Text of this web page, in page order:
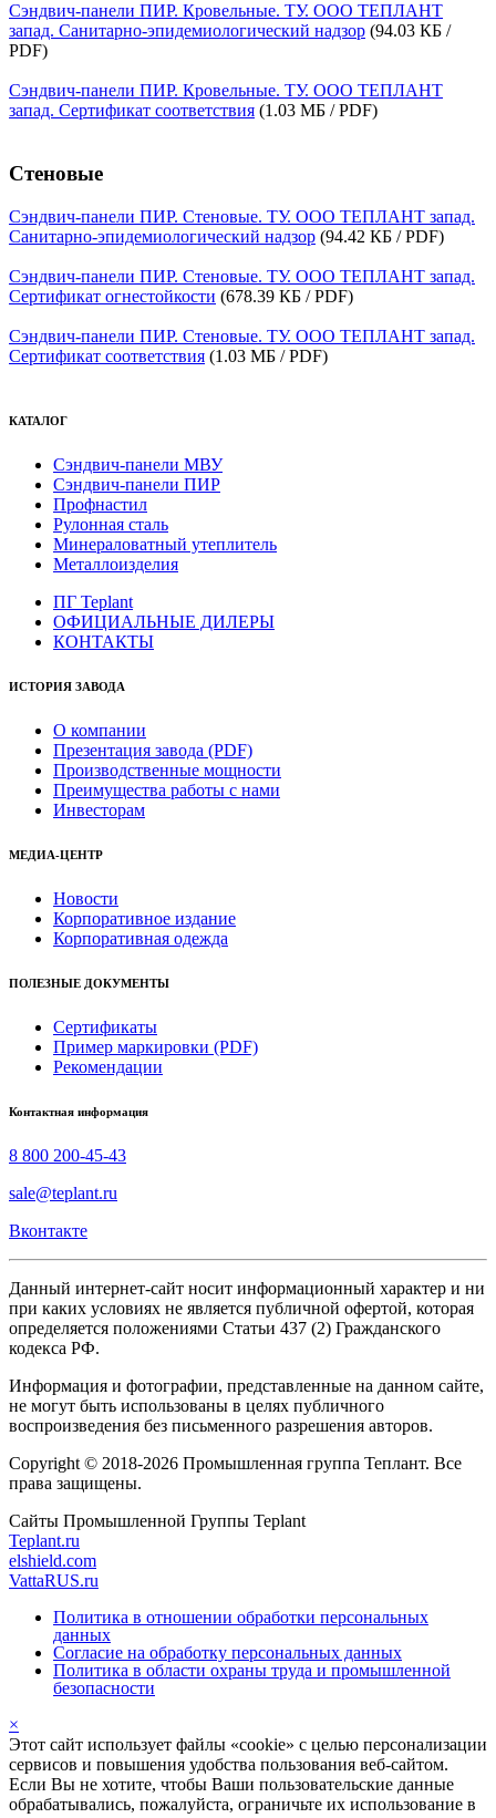
Сэндвич-панели ПИР. Кровельные. ТУ. ООО ТЕПЛАНТ
запад. Санитарно-эпидемиологический надзор (94.03 КБ /
PDF)
Сэндвич-панели ПИР. Кровельные. ТУ. ООО ТЕПЛАНТ
запад. Сертификат соответствия (1.03 МБ / PDF)
Стеновые
Сэндвич-панели ПИР. Стеновые. ТУ. ООО ТЕПЛАНТ запад.
Санитарно-эпидемиологический надзор (94.42 КБ / PDF)
Сэндвич-панели ПИР. Стеновые. ТУ. ООО ТЕПЛАНТ запад.
Сертификат огнестойкости (678.39 КБ / PDF)
Сэндвич-панели ПИР. Стеновые. ТУ. ООО ТЕПЛАНТ запад.
Сертификат соответствия (1.03 МБ / PDF)
КАТАЛОГ
Сэндвич-панели МВУ
Сэндвич-панели ПИР
Профнастил
Рулонная сталь
Минераловатный утеплитель
Металлоизделия
ПГ Teplant
ОФИЦИАЛЬНЫЕ ДИЛЕРЫ
КОНТАКТЫ
ИСТОРИЯ ЗАВОДА
О компании
Презентация завода (PDF)
Производственные мощности
Преимущества работы с нами
Инвесторам
МЕДИА-ЦЕНТР
Новости
Корпоративное издание
Корпоративная одежда
ПОЛЕЗНЫЕ ДОКУМЕНТЫ
Сертификаты
Пример маркировки (PDF)
Рекомендации
Контактная информация
8 800 200-45-43
sale@teplant.ru
Вконтакте
Данный интернет-сайт носит информационный характер и ни
при каких условиях не является публичной офертой, которая
определяется положениями Статьи 437 (2) Гражданского
кодекса РФ.
Информация и фотографии, представленные на данном сайте,
не могут быть использованы в целях публичного
воспроизведения без письменного разрешения авторов.
Copyright © 2018-2026 Промышленная группа Теплант. Все
права защищены.
Сайты Промышленной Группы Teplant
Teplant.ru
elshield.com
VattaRUS.ru
Политика в отношении обработки персональных
данных
Согласие на обработку персональных данных
Политика в области охраны труда и промышленной
безопасности
×
Этот сайт использует файлы «cookie» с целью персонализации
сервисов и повышения удобства пользования веб-сайтом.
Если Вы не хотите, чтобы Ваши пользовательские данные
обрабатывались, пожалуйста, ограничьте их использование в